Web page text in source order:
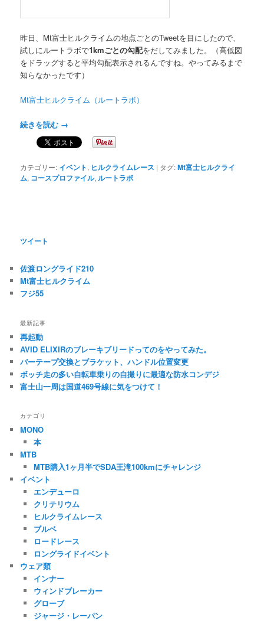
昨日、Mt富士ヒルクライムの地点ごとのTweetを目にしたので、
試しにルートラボで1kmごとの勾配をだしてみました。（高低図
をドラッグすると平均勾配表示されるんですね。やってみるまで
知らなかったです）
Mt富士ヒルクライム（ルートラボ）
続きを読む →
カテゴリー: イベント, ヒルクライムレース | タグ:Mt富士ヒルクライ
ム, コースプロファイル, ルートラボ
ツイート
佐渡ロングライド210
Mt富士ヒルクライム
フジ55
最新記事
再起動
AVID ELIXIRのブレーキブリードってのをやってみた。
バーテープ交換とブラケット、ハンドル位置変更
ボッチ走の多い自転車乗りの自撮りに最適な防水コンデジ
富士山一周は国道469号線に気をつけて！
カテゴリ
MONO
本
MTB
MTB購入1ヶ月半でSDA王滝100kmにチャレンジ
イベント
エンデューロ
クリテリウム
ヒルクライムレース
ブルベ
ロードレース
ロングライドイベント
ウェア類
インナー
ウィンドブレーカー
グローブ
ジャージ・レーパン